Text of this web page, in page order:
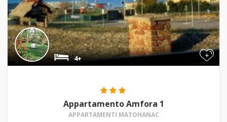
+
4+
Appartamento Amfora 1
APPARTAMENTI MATOHANAC